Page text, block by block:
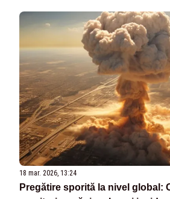
18 mar. 2026, 13:24
Pregătire sporită la nivel global: